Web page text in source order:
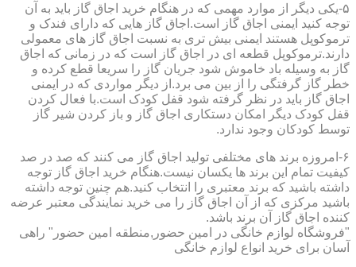
۵-یکی دیگر از موارد مهمی که در هنگام خرید اجاق گاز باید به آن
توجه کنید ایمنی اجاق گاز است.اجاق گاز هایی که دارای فندک و
ترموکوپل هستند ایمنی بیش تری به نسبت اجاق گاز های معمولی
دارند.ترموکوپل قطعه ای در اجاق گاز است که در زمانی که اجاق
گاز به وسیله باد خاموش شود جریان گاز را سریعا قطع کرده و
خطر گاز گرفتگی را از بین می برد.از دیگر مواردی که در ایمنی
اجاق گاز باید در نظر گرفته شود قفل کودک است.با فعال کردن
قفل کودک دیگر امکان دستکاری اجاق گاز و باز کردن شیر گاز
توسط کودکان وجود ندارد.
۶-امروزه برند های مختلفی تولید اجاق گاز می کنند که صد در صد
کیفیت تمام این برند ها یکسان نیست.هنگام خرید اجاق گاز توجه
داشته باشید که برند معتبری را انتخاب کنید.هم چنین توجه داشته
باشید مرکزی که از آن اجاق گاز را می خرید نمایندگی معتبر عرضه
کننده اجاق گاز آن برند باشد.
"فروشگاه لوازم خانگی در امین حضور,منطقه امین حضور" راهی
آسان برای خرید انواع لوازم خانگی